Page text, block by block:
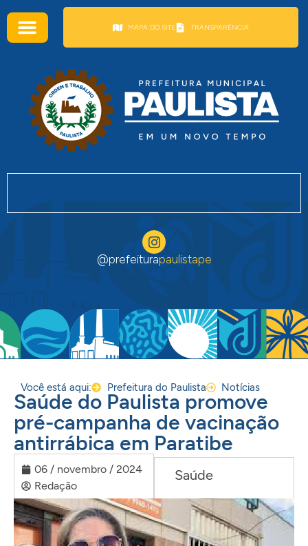
MAPA DO SITE TRANSPARÊNCIA
@prefeiturapaulistape
Você está aqui: Prefeitura do Paulista Notícias
Saúde do Paulista promove
pré-campanha de vacinação
antirrábica em Paratibe
06 / novembro / 2024
Redação
Saúde